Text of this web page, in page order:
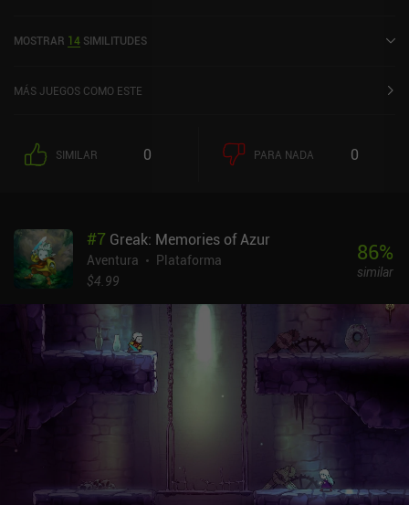
MOSTRAR 14 SIMILITUDES
MÁS JUEGOS COMO ESTE
SIMILAR 0 PARA NADA 0
#7 Greak: Memories of Azur
Aventura
Plataforma
$4.99
86%
similar